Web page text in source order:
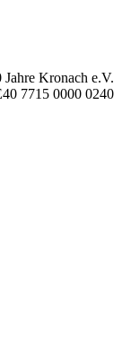
Kronach e.V.
7715 0000 0240